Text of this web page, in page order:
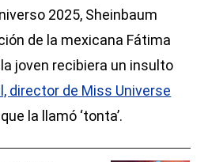
2025, Sheinbaum
de la mexicana Fátima
joven recibiera un insulto
director de Miss Universe
la llamó ‘tonta’.